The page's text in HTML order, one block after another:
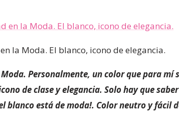
la Moda. El blanco, icono de elegancia.
Personalmente, un color que para
de clase y elegancia. Solo hay que
blanco está de moda!. Color neutro y fácil